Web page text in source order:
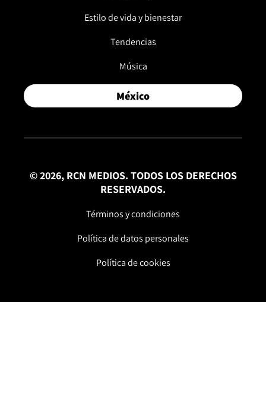
Estilo de vida y bienestar
Tendencias
Música
México
© 2026, RCN MEDIOS. TODOS LOS DERECHOS
RESERVADOS.
Términos y condiciones
Política de datos personales
Política de cookies